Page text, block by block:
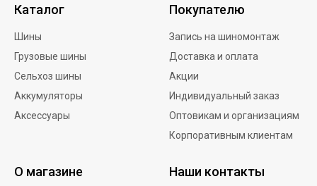
Каталог
Шины
Грузовые шины
Сельхоз шины
Аккумуляторы
Аксессуары
Покупателю
Запись на шиномонтаж
Доставка и оплата
Акции
Индивидуальный заказ
Оптовикам и организациям
Корпоративным клиентам
О магазине Наши контакты